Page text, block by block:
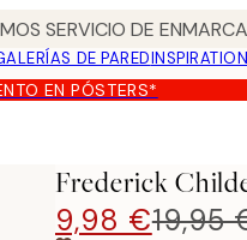
SERVICIO DE
DE PARED
EN PÓSTERS*
Frederick
9,98 €19,95